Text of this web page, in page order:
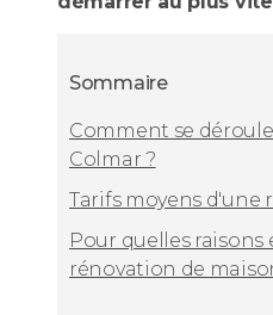
Sommaire
Comment se
Colmar ?
Tarifs moyens d'une
Pour quelles
rénovation de